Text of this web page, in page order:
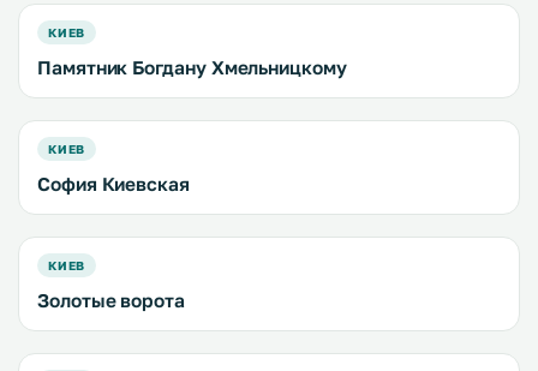
КИЕВ
Памятник Богдану Хмельницкому
КИЕВ
София Киевская
КИЕВ
Золотые ворота